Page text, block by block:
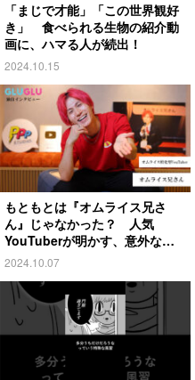
「まじで才能」「この世界観好
き」 食べられる生物の紹介動
画に、ハマる人が続出！
2024.10.15
もともとは『オムライス兄さ
ん』じゃなかった？ 人気
YouTuberが明かす、意外な過
去とは
2024.10.07